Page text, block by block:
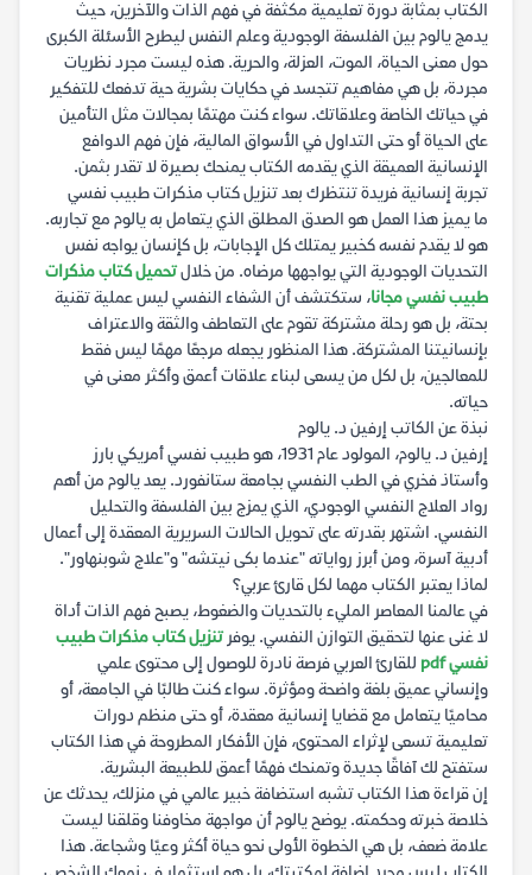
الكتاب بمثابة دورة تعليمية مكثفة في فهم الذات والآخرين، حيث
يدمج يالوم بين الفلسفة الوجودية وعلم النفس ليطرح الأسئلة الكبرى
حول معنى الحياة، الموت، العزلة، والحرية. هذه ليست مجرد نظريات
مجردة، بل هي مفاهيم تتجسد في حكايات بشرية حية تدفعك للتفكير
في حياتك الخاصة وعلاقاتك. سواء كنت مهتمًا بمجالات مثل التأمين
على الحياة أو حتى التداول في الأسواق المالية، فإن فهم الدوافع
الإنسانية العميقة الذي يقدمه الكتاب يمنحك بصيرة لا تقدر بثمن.
تجربة إنسانية فريدة تنتظرك بعد تنزيل كتاب مذكرات طبيب نفسي
ما يميز هذا العمل هو الصدق المطلق الذي يتعامل به يالوم مع تجاربه.
هو لا يقدم نفسه كخبير يمتلك كل الإجابات، بل كإنسان يواجه نفس
التحديات الوجودية التي يواجهها مرضاه. من خلالتحميل كتاب مذكرات
طبيب نفسي مجانا، ستكتشف أن الشفاء النفسي ليس عملية تقنية
بحتة، بل هو رحلة مشتركة تقوم على التعاطف والثقة والاعتراف
بإنسانيتنا المشتركة. هذا المنظور يجعله مرجعًا مهمًا ليس فقط
للمعالجين، بل لكل من يسعى لبناء علاقات أعمق وأكثر معنى في
حياته.
نبذة عن الكاتب إرفين د. يالوم
إرفين د. يالوم، المولود عام 1931، هو طبيب نفسي أمريكي بارز
وأستاذ فخري في الطب النفسي بجامعة ستانفورد. يعد يالوم من أهم
رواد العلاج النفسي الوجودي، الذي يمزج بين الفلسفة والتحليل
النفسي. اشتهر بقدرته على تحويل الحالات السريرية المعقدة إلى أعمال
أدبية آسرة، ومن أبرز رواياته "عندما بكى نيتشه" و"علاج شوبنهاور".
لماذا يعتبر الكتاب مهما لكل قارئ عربي؟
في عالمنا المعاصر المليء بالتحديات والضغوط، يصبح فهم الذات أداة
لا غنى عنها لتحقيق التوازن النفسي. يوفرتنزيل كتاب مذكرات طبيب
نفسي pdf
للقارئ العربي فرصة نادرة للوصول إلى محتوى علمي
وإنساني عميق بلغة واضحة ومؤثرة. سواء كنت طالبًا في الجامعة، أو
محاميًا يتعامل مع قضايا إنسانية معقدة، أو حتى منظم دورات
تعليمية تسعى لإثراء المحتوى، فإن الأفكار المطروحة في هذا الكتاب
ستفتح لك آفاقًا جديدة وتمنحك فهمًا أعمق للطبيعة البشرية.
إن قراءة هذا الكتاب تشبه استضافة خبير عالمي في منزلك، يحدثك عن
خلاصة خبرته وحكمته. يوضح يالوم أن مواجهة مخاوفنا وقلقنا ليست
علامة ضعف، بل هي الخطوة الأولى نحو حياة أكثر وعيًا وشجاعة. هذا